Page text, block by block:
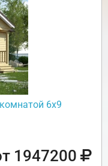
6х9
1947200